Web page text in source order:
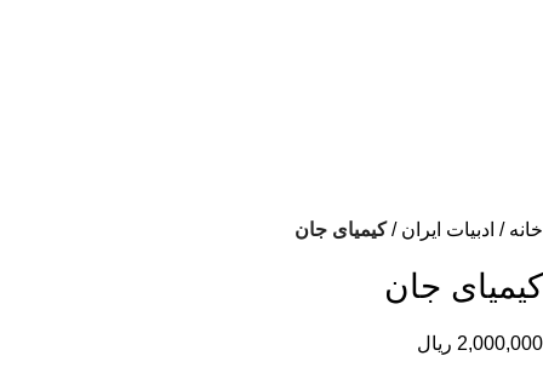
خانه ادبیات ایران کیمیای جان
کیمیای جان
2,000,000 ریال